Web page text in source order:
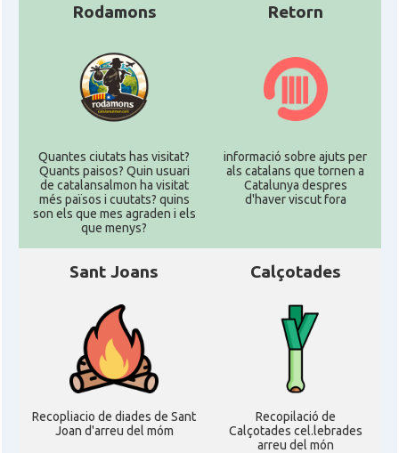
Rodamons
Quantes ciutats has visitat?
Quants paisos? Quin usuari
de catalansalmon ha visitat
més països i cuutats? quins
son els que mes agraden i els
que menys?
Retorn
informació sobre ajuts per
als catalans que tornen a
Catalunya despres
d'haver viscut fora
Sant Joans
Recopliacio de diades de Sant
Joan d'arreu del móm
Calçotades
Recopilació de
Calçotades cel.lebrades
arreu del món